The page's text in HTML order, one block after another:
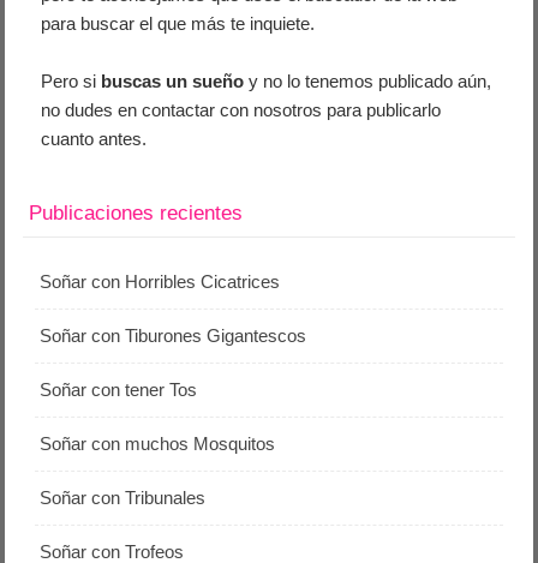
para buscar el que más te inquiete.
Pero si buscas un sueño y no lo tenemos publicado aún,
no dudes en contactar con nosotros para publicarlo
cuanto antes.
Publicaciones recientes
Soñar con Horribles Cicatrices
Soñar con Tiburones Gigantescos
Soñar con tener Tos
Soñar con muchos Mosquitos
Soñar con Tribunales
Soñar con Trofeos